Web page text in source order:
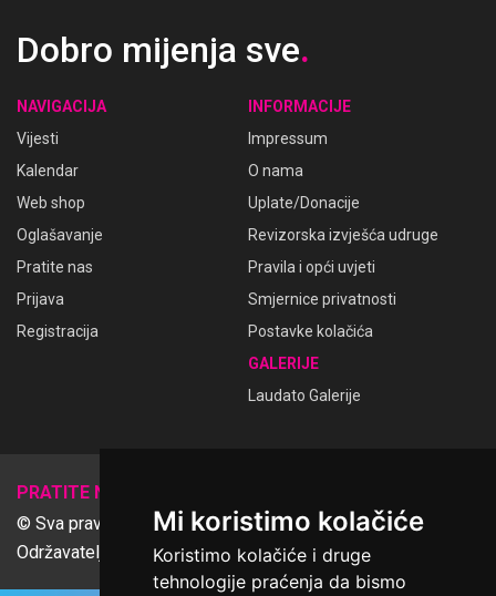
Mi koristimo kolačiće
Koristimo kolačiće i druge
tehnologije praćenja da bismo
Dobro mijenja sve.
NAVIGACIJA
Vijesti
Kalendar
Web shop
Oglašavanje
Pratite nas
Prijava
Registracija
INFORMACIJE
Impressum
O nama
Uplate/Donacije
Revizorska izvješća udruge
Pravila i opći uvjeti
Smjernice privatnosti
Postavke kolačića
GALERIJE
Laudato Galerije
PRATITE NAS
© Sva prava pridržana Udruga Ime dobrote
Održavatelj Netcom d.o.o., Riva 6, Rijeka